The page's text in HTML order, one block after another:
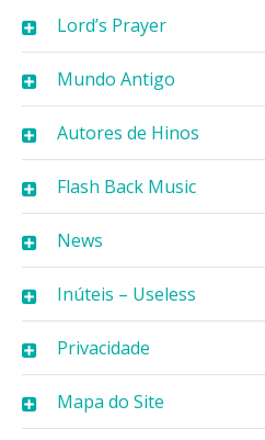
Lord’s Prayer
Mundo Antigo
Autores de Hinos
Flash Back Music
News
Inúteis – Useless
Privacidade
Mapa do Site